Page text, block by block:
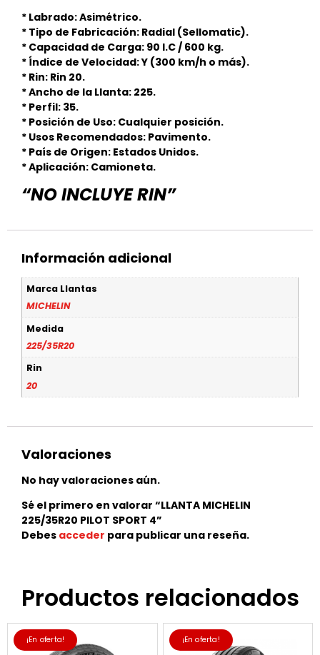
* Labrado: Asimétrico.
* Tipo de Fabricación: Radial (Sellomatic).
* Capacidad de Carga: 90 I.C / 600 kg.
* Índice de Velocidad: Y (300 km/h o más).
* Rin: Rin 20.
* Ancho de la Llanta: 225.
* Perfil: 35.
* Posición de Uso: Cualquier posición.
* Usos Recomendados: Pavimento.
* País de Origen: Estados Unidos.
* Aplicación: Camioneta.
“NO INCLUYE RIN”
Información adicional
Marca Llantas
MICHELIN
Medida
225/35R20
Rin
20
Valoraciones
No hay valoraciones aún.
Sé el primero en valorar “LLANTA MICHELIN
225/35R20 PILOT SPORT 4”
Debes acceder para publicar una reseña.
Productos relacionados
¡En oferta! ¡En oferta!